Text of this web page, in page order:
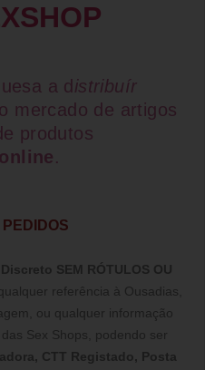
a d istribuír
mercado de artigos
produtos
online.
Discreto SEM RÓTULOS OU
referência à Ousadias,
ou qualquer informação
Sex Shops, podendo ser
CTT Registado, Posta